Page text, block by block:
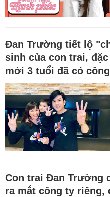
Đan Trường tiết lộ
sinh của con trai,
mới 3 tuổi đã có
Con trai Đan Trường
ra mắt công ty